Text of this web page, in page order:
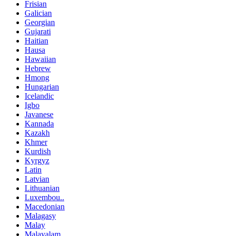
Frisian
Galician
Georgian
Gujarati
Haitian
Hausa
Hawaiian
Hebrew
Hmong
Hungarian
Icelandic
Igbo
Javanese
Kannada
Kazakh
Khmer
Kurdish
Kyrgyz
Latin
Latvian
Lithuanian
Luxembou..
Macedonian
Malagasy
Malay